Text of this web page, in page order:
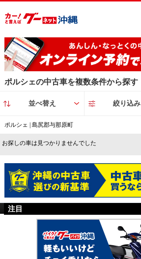
ポルシェの中古車を複数条件から探す
並べ替え 絞り込み
ポルシェ | 島尻郡与那原町
お探しの車は見つかりませんでした
注目